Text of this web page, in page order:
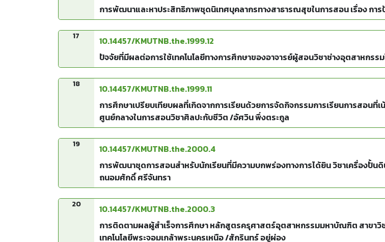
การพัฒนาและหาประสิทธิภาพชุดนิเทศบุคลากรทางสาธารณสุขในการสอน เรื่อง ก
17 10.14457/KMUTNB.the.1999.12
ปัจจัยที่มีผลต่อการใช้เทคโนโลยีทางการศึกษาของอาจารย์ผู้สอนวิชาช่างอุตสาหก
18 10.14457/KMUTNB.the.1999.11
การศึกษาเปรียบเทียบผลที่เกิดจากการเรียนด้วยการจัดกิจกรรมการเรียนการสอน
ศูนย์กลางในการสอนวิชาศิลปะกับชีวิต /อัศวิน พึ่งตระกูล
19 10.14457/KMUTNB.the.2000.4
การพัฒนาชุดการสอนสำหรับนักเรียนที่มีความบกพร่องทางการได้ยิน วิชาเครื่องปั้น
ถนอมศักดิ์ ศรีจันทรา
20 10.14457/KMUTNB.the.2000.3
การติดตามผลผู้สำเร็จการศึกษา หลักสูตรครุศาสตร์อุตสาหกรรมมหาบัณฑิต สาขา
เทคโนโลยีพระจอมเกล้าพระนครเหนือ /สักรินทร์ อยู่ผ่อง